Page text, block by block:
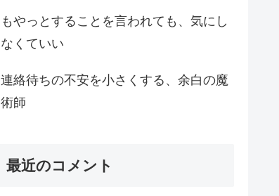
もやっとすることを言われても、気にし
なくていい
連絡待ちの不安を小さくする、余白の魔
術師
最近のコメント